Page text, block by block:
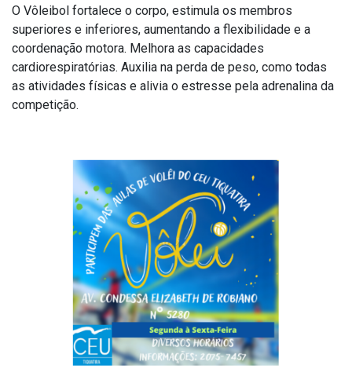
O Vôleibol fortalece o corpo, estimula os membros
superiores e inferiores, aumentando a flexibilidade e a
coordenação motora. Melhora as capacidades
cardiorespiratórias. Auxilia na perda de peso, como todas
as atividades físicas e alivia o estresse pela adrenalina da
competição.